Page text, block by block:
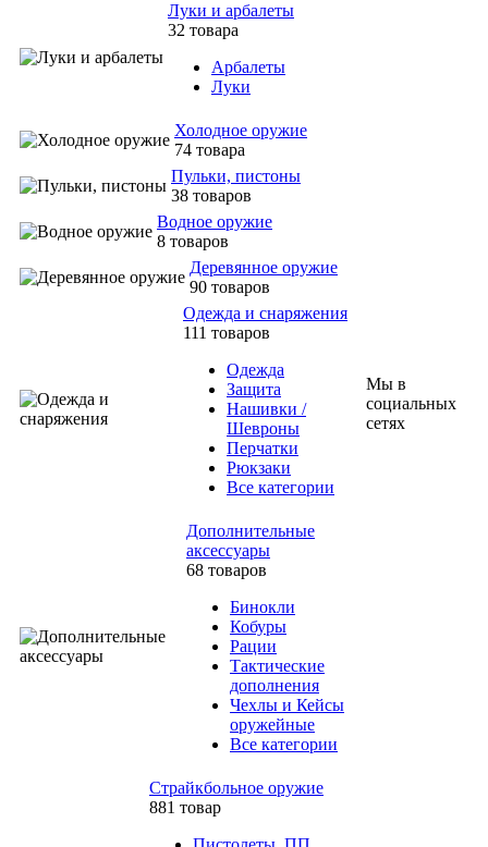
Луки и арбалеты
32 товара
Арбалеты
Луки
Холодное оружие
74 товара
Пульки, пистоны
38 товаров
Водное оружие
8 товаров
Деревянное оружие
90 товаров
Одежда и снаряжения
111 товаров
Одежда
Защита
Нашивки /
Шевроны
Перчатки
Рюкзаки
Все категории
Дополнительные
аксессуары
68 товаров
Бинокли
Кобуры
Рации
Тактические
дополнения
Чехлы и Кейсы
оружейные
Все категории
Страйкбольное оружие
881 товар
Мы в
социальных
сетях